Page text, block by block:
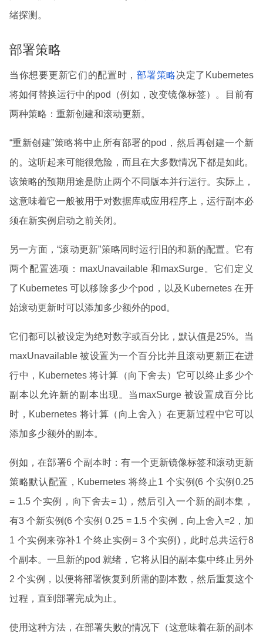
绪探测。
部署策略
当你想要更新它们的配置时，部署策略决定了Kubernetes
将如何替换运行中的pod（例如，改变镜像标签）。目前有
两种策略：重新创建和滚动更新。
“重新创建”策略将中止所有部署的pod，然后再创建一个新
的。这听起来可能很危险，而且在大多数情况下都是如此。
该策略的预期用途是防止两个不同版本并行运行。实际上，
这意味着它一般被用于对数据库或应用程序上，运行副本必
须在新实例启动之前关闭。
另一方面，“滚动更新”策略同时运行旧的和新的配置。它有
两个配置选项：maxUnavailable 和maxSurge。它们定义
了Kubernetes 可以移除多少个pod，以及Kubernetes 在开
始滚动更新时可以添加多少额外的pod。
它们都可以被设定为绝对数字或百分比，默认值是25%。当
maxUnavailable 被设置为一个百分比并且滚动更新正在进
行中，Kubernetes 将计算（向下舍去）它可以终止多少个
副本以允许新的副本出现。当maxSurge 被设置成百分比
时，Kubernetes 将计算（向上舍入）在更新过程中它可以
添加多少额外的副本。
例如，在部署6 个副本时：有一个更新镜像标签和滚动更新
策略默认配置，Kubernetes 将终止1 个实例(6 个实例0.25
= 1.5 个实例，向下舍去= 1)，然后引入一个新的副本集，
有3 个新实例(6 个实例 0.25 = 1.5 个实例，向上舍入=2，加
1 个实例来弥补1 个终止实例= 3 个实例)，此时总共运行8
个副本。一旦新的pod 就绪，它将从旧的副本集中终止另外
2 个实例，以便将部署恢复到所需的副本数，然后重复这个
过程，直到部署完成为止。
使用这种方法，在部署失败的情况下（这意味着在新的副本